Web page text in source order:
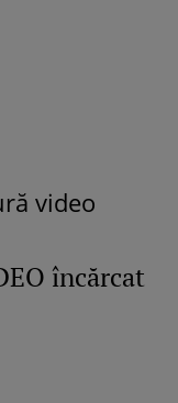
video
încărcat